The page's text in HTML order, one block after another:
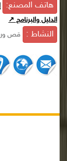
هاتف المصنع:
الدليل والبرنامج ↗
النشاط : قص